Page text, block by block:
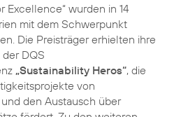
Excellence“ wurden in 14
mit dem Schwerpunkt
Die Preisträger erhielten ihre
DQS
„Sustainability Heros“, die
von
den Austausch über